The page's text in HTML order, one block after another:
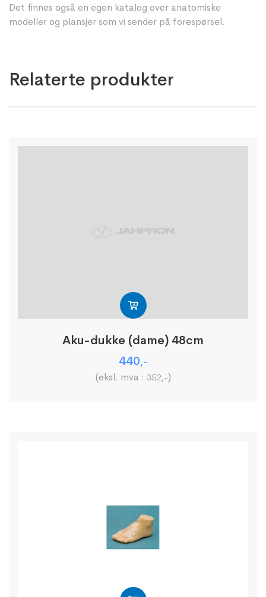
Det finnes også en egen katalog over anatomiske
modeller og plansjer som vi sender på forespørsel.
Relaterte produkter
Aku-dukke (dame) 48cm
440,-
(eksl. mva : 352,-)